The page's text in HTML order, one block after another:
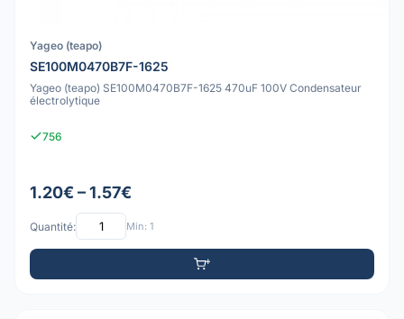
Yageo (teapo)
SE100M0470B7F-1625
Yageo (teapo) SE100M0470B7F-1625 470uF 100V Condensateur
électrolytique
756
1.20€ – 1.57€
Quantité: Min: 1